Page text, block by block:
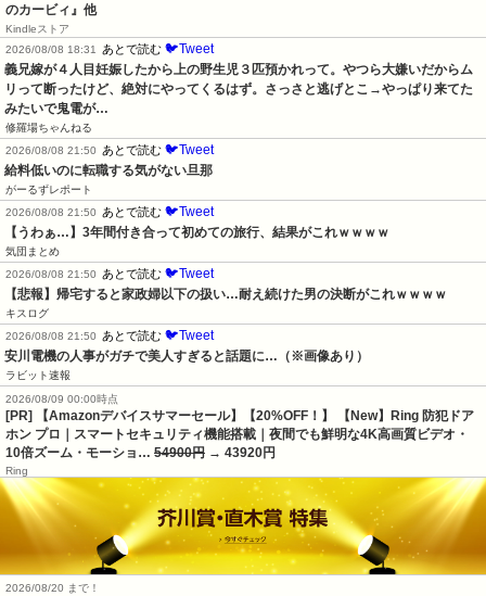
のカービィ』他
Kindleストア
2026/08/08 18:31
あとで読む 🐦Tweet
義兄嫁が４人目妊娠したから上の野生児３匹預かれって。やつら大嫌いだからム
リって断ったけど、絶対にやってくるはず。さっさと逃げとこ→やっぱり来てた
みたいで鬼電が…
修羅場ちゃんねる
2026/08/08 21:50
あとで読む 🐦Tweet
給料低いのに転職する気がない旦那
がーるずレポート
2026/08/08 21:50
あとで読む 🐦Tweet
【うわぁ…】3年間付き合って初めての旅行、結果がこれｗｗｗｗ
気団まとめ
2026/08/08 21:50
あとで読む 🐦Tweet
【悲報】帰宅すると家政婦以下の扱い…耐え続けた男の決断がこれｗｗｗｗ
キスログ
2026/08/08 21:50
あとで読む 🐦Tweet
安川電機の人事がガチで美人すぎると話題に…（※画像あり）
ラビット速報
2026/08/09 00:00時点
[PR] 【Amazonデバイスサマーセール】【20%OFF！】 【New】Ring 防犯ドア
ホン プロ｜スマートセキュリティ機能搭載｜夜間でも鮮明な4K高画質ビデオ・
10倍ズーム・モーショ… 54900円 → 43920円
Ring
2026/08/20 まで！